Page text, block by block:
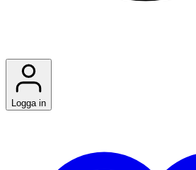
Logga in